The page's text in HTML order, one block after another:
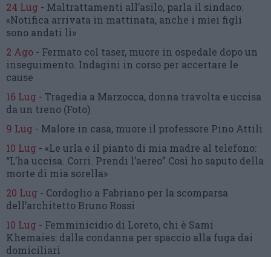
24 Lug - Maltrattamenti all’asilo, parla il sindaco:
«Notifica arrivata in mattinata, anche i miei figli
sono andati lì»
2 Ago - Fermato col taser, muore in ospedale dopo un
inseguimento. Indagini in corso per accertare le
cause
16 Lug - Tragedia a Marzocca, donna travolta e uccisa
da un treno (Foto)
9 Lug - Malore in casa, muore il professore Pino Attili
10 Lug - «Le urla e il pianto di mia madre al telefono:
“L’ha uccisa. Corri. Prendi l’aereo” Così ho saputo della
morte di mia sorella»
20 Lug - Cordoglio a Fabriano per la scomparsa
dell’architetto Bruno Rossi
10 Lug - Femminicidio di Loreto, chi è Sami
Khemaies: dalla condanna per spaccio alla fuga dai
domiciliari